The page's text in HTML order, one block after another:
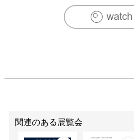
関連のある展覧会